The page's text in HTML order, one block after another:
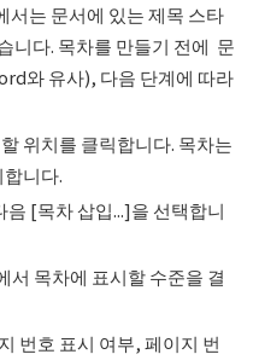
는 문서에 있는 제목 스타
니다. 목차를 만들기 전에 문
와 유사), 다음 단계에 따라
위치를 클릭합니다. 목차는
니다.
[목차 삽입...]을 선택합니
목차에 표시할 수준을 결
번호 표시 여부, 페이지 번